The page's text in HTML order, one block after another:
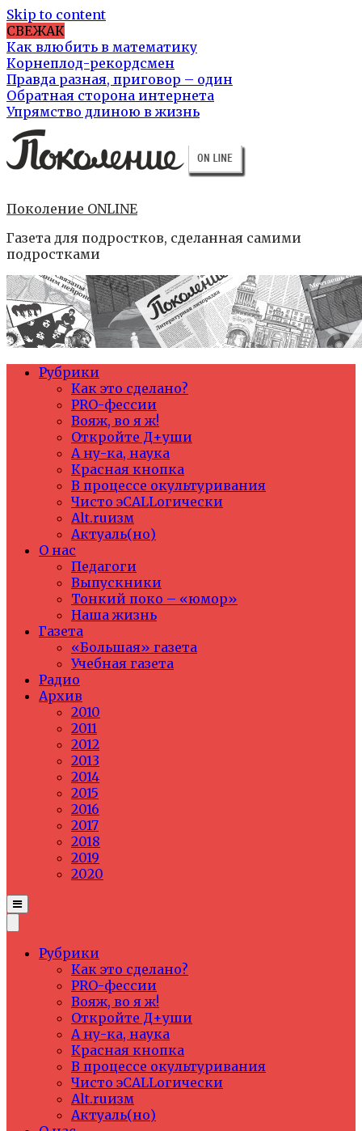
Skip to content
СВЕЖАК
Как влюбить в математику
Корнеплод-рекордсмен
Правда разная, приговор – один
Обратная сторона интернета
Упрямство длиною в жизнь
Поколение ONLINE
Газета для подростков, сделанная самими
подростками
Рубрики
Как это сделано?
PRO-фессии
Вояж, во я ж!
Откройте Д+уши
А ну-ка, наука
Красная кнопка
В процессе окультуривания
Чисто эCALLогически
Alt.ruизм
Актуаль(но)
О нас
Педагоги
Выпускники
Тонкий поко – «юмор»
Наша жизнь
Газета
«Большая» газета
Учебная газета
Радио
Архив
2010
2011
2012
2013
2014
2015
2016
2017
2018
2019
2020
Рубрики
Как это сделано?
PRO-фессии
Вояж, во я ж!
Откройте Д+уши
А ну-ка, наука
Красная кнопка
В процессе окультуривания
Чисто эCALLогически
Alt.ruизм
Актуаль(но)